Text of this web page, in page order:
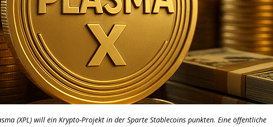
(XPL) will ein Krypto-Projekt in der Sparte Stablecoins punkten. Eine öffentliche